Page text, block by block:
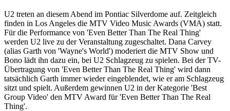
U2 treten an diesem Abend im Pontiac Silverdome auf. Zeitgleich
finden in Los Angeles die MTV Video Music Awards (VMA) statt.
Für die Performance von 'Even Better Than The Real Thing'
werden U2 live zu der Veranstaltung zugeschaltet. Dana Carvey
(alias Garth von 'Wayne's World') moderiert die MTV Show und
Bono lädt ihn dazu ein, bei U2 Schlagzeug zu spielen. Bei der TV-
Übertragung von 'Even Better Than The Real Thing' wird dann
tatsächlich Garth immer wieder eingeblendet, wie er am Schlagzeug
sitzt und spielt. Außerdem gewinnen U2 in der Kategorie 'Best
Group Video' den MTV Award für 'Even Better Than The Real
Thing'.